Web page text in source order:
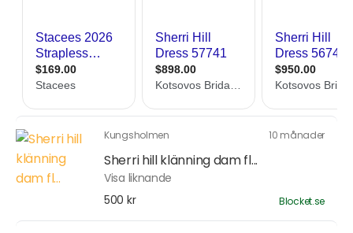
Kungsholmen 10 månader
Sherri hill klänning dam fl...
Visa liknande
500 kr
Blocket.se